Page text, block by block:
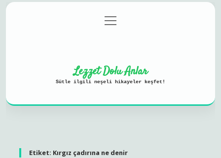
Gizlilik Politikası
menüyü
aç
Lezzet Dolu Anlar
Sütle ilgili neşeli hikayeler keşfet!
Etiket: Kırgız çadırına ne denir